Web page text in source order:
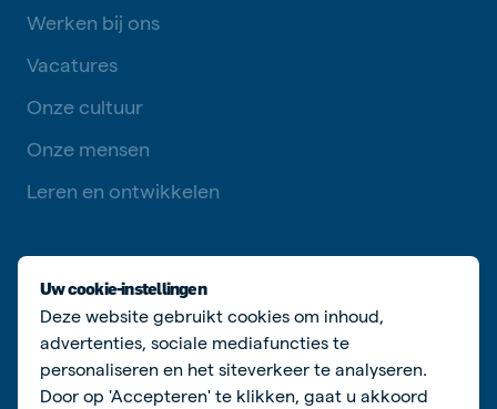
Werken bij ons
Vacatures
Onze cultuur
Onze mensen
Leren en ontwikkelen
Duurzaamheidsbeleid
Duurzaamheid
Uw cookie-instellingen
Deze website gebruikt cookies om inhoud,
advertenties, sociale mediafuncties te
personaliseren en het siteverkeer te analyseren.
Door op 'Accepteren' te klikken, gaat u akkoord